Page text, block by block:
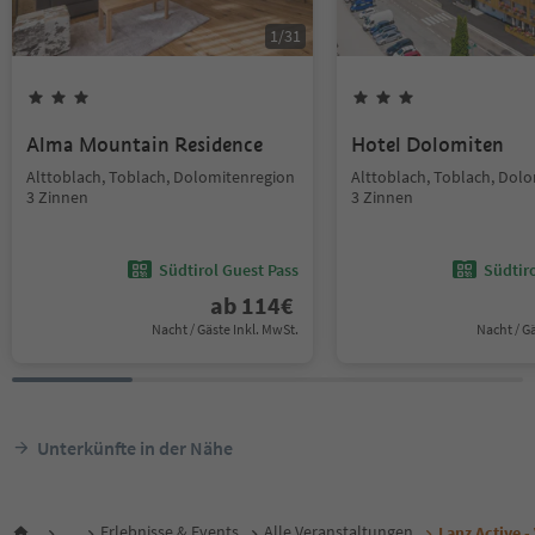
1/31
Alma Mountain Residence
Alttoblach, Toblach, Dolomitenregion
3 Zinnen
Südtirol Guest Pass
ab 114€
Nacht / Gäste Inkl. MwSt.
Hotel Dolomiten
Alttoblach, Toblach,
3 Zinnen
Nacht /
Unterkünfte in der Nähe